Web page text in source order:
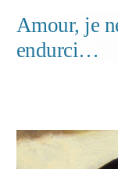
Amour, je
endurci…